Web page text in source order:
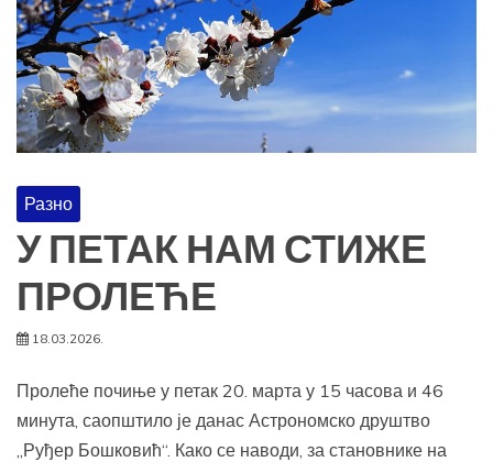
Разно
У ПЕТАК НАМ СТИЖЕ
ПРОЛЕЋЕ
18.03.2026.
Пролеће почиње у петак 20. марта у 15 часова и 46
минута, саопштило је данас Астрономско друштво
„Руђер Бошковић“. Како се наводи, за становнике на